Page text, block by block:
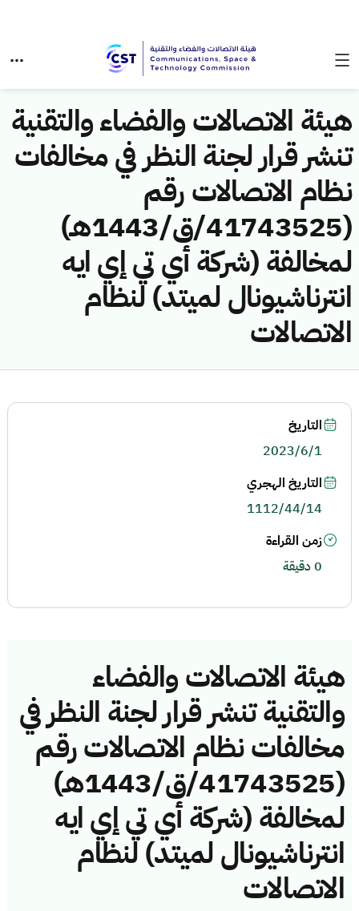
هيئة الاتصالات والفضاء والتقنية
تنشر قرار لجنة النظر في مخالفات
نظام الاتصالات رقم
(41743525/ق/1443هـ)
لمخالفة (شركة أي تي إي ايه
انترناشيونال لميتد) لنظام
الاتصالات
هيئة الاتصالات والفضاء
والتقنية تنشر قرار لجنة النظر في
مخالفات نظام الاتصالات رقم
(41743525/ق/1443هـ)
لمخالفة (شركة أي تي إي ايه
انترناشيونال لميتد) لنظام
الاتصالات
التاريخ
2023/6/1
التاريخ الهجري
1112/44/14
زمن القراءة
0 دقيقة